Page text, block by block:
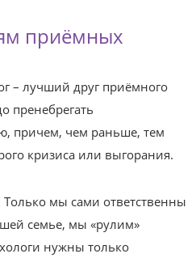
приёмных
– лучший друг приёмного
пренебрегать
причем, чем раньше, тем
кризиса или выгорания.
мы сами ответственны
семье, мы «рулим»
нужны только